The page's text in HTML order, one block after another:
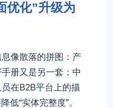
优化”升级为
像散落的拼图：产
册又是另一套；中
在B2B平台上的描
低“实体完整度”。